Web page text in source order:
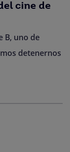
cine de
B, uno de
detenernos